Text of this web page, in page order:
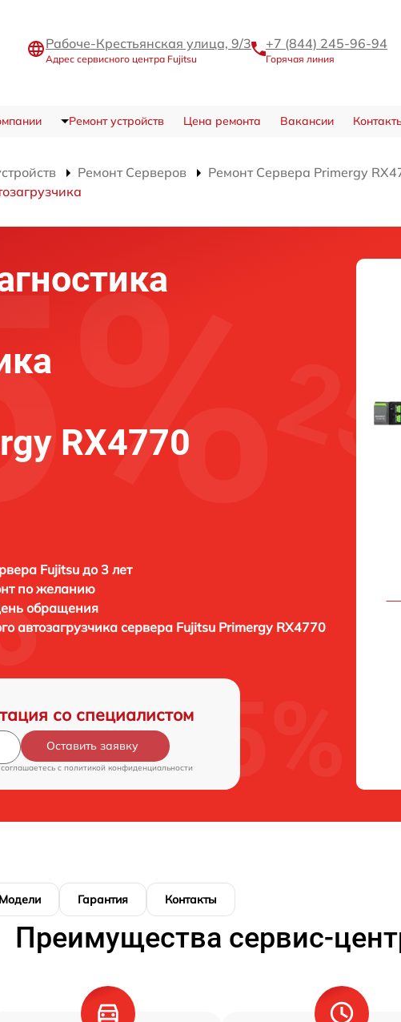
Рабоче-Крестьянская улица, 9/3
Адрес сервисного центра Fujitsu
+7 (844) 245-96-94
Горячая линия
Ремонт устройств Цена ремонта Вакансии
Ремонт Серверов
Ремонт Сервера Primergy
RX4770
Fujitsu до 3 лет
по желанию
обращения
автозагрузчика сервера Fujitsu Primergy RX4770
со специалистом
Оставить заявку
c политикой конфиденциальности
Модели Гарантия Контакты
Преимущества сервис-